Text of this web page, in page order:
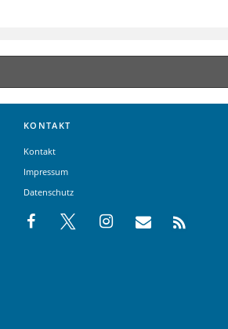
KONTAKT
Kontakt
Impressum
Datenschutz